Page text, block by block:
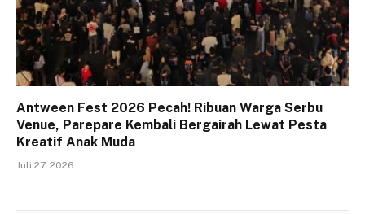
Antween Fest 2026 Pecah! Ribuan Warga Serbu
Venue, Parepare Kembali Bergairah Lewat Pesta
Kreatif Anak Muda
Juli 27, 2026